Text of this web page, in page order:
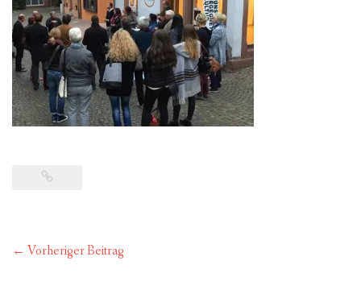
FÜR MITGLIEDER
PARTNER
IMPRESSUM
Post
← Vorheriger Beitrag